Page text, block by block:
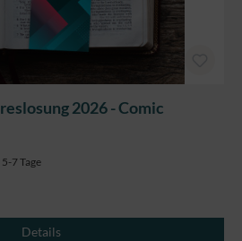
2026 - Comic
7 Tage
Details